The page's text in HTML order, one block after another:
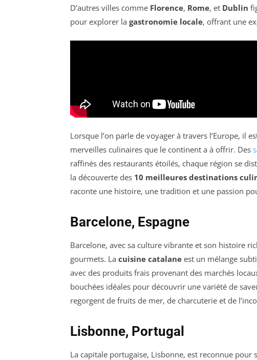
D’autres villes comme Florence, Rome, et Dublin
pour explorer la gastronomie locale, offrant une
Lorsque l’on parle de voyager à travers l’Europe, il
merveilles culinaires que le continent a à offrir. Des
raffinés des restaurants étoilés, chaque région se
la découverte des 10 meilleures destinations
raconte une histoire, une tradition et une passion
Barcelone, Espagne
Barcelone, avec sa culture vibrante et son histoire
gourmets. La cuisine catalane est un mélange
avec des produits frais provenant des marchés
bouchées idéales pour découvrir une variété de
regorgent de fruits de mer, de charcuterie et de
Lisbonne, Portugal
La capitale portugaise, Lisbonne, est reconnue pour